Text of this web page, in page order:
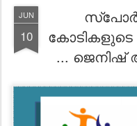
JUN
10
... ജെനിഷ്